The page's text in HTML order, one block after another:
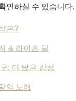
인하실 수 있습니다.
은?
& 라이츠 딜
: 더 많은 감정
의 노래